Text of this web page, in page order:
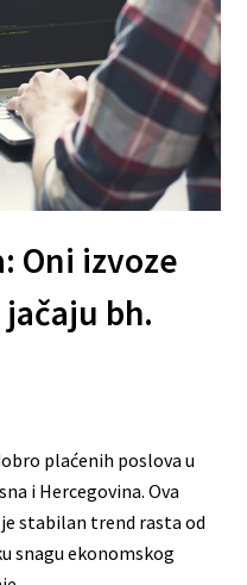
Oni izvoze
bh.
plaćenih poslova u
i Hercegovina. Ova
stabilan trend rasta od
snagu ekonomskog